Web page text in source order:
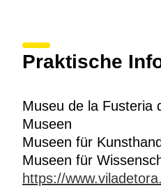
Praktische
Museu de la Fusteria
Museen
Museen für
Museen für
https://